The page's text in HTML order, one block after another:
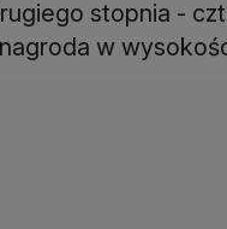
stopnia -
w